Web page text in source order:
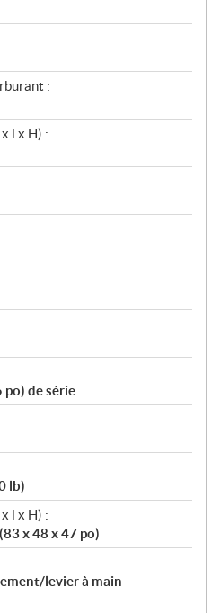
:
l x H) :
po) de série
lb)
l x H) :
x 48 x 47 po)
levier à main